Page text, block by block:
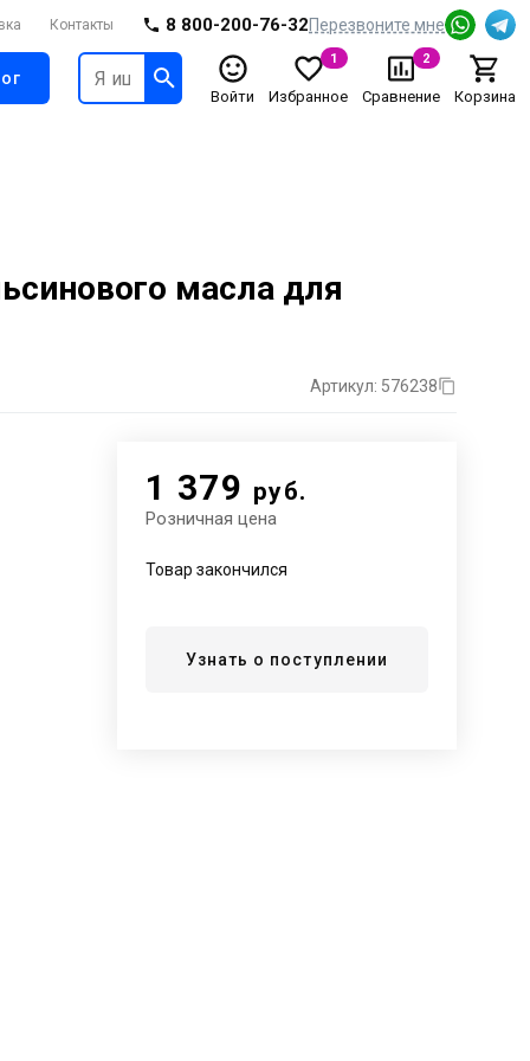
Контакты 8 800-200-76-32Перезвоните мне
Войти Избранное
1
Сравнение
2
Корзина
масла для
Артикул: 576238
1 379 руб.
Розничная цена
Товар закончился
Узнать о поступлении